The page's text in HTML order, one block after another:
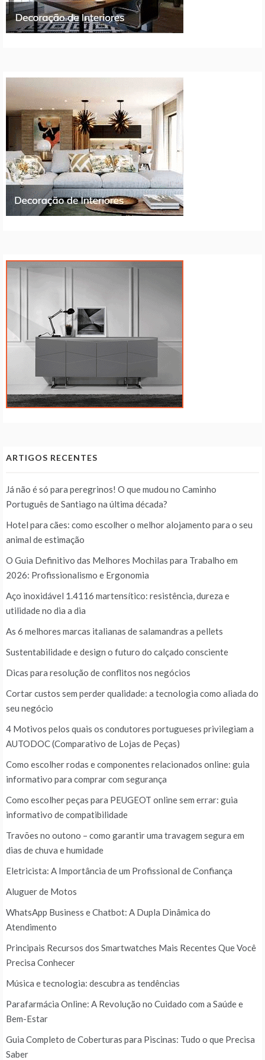
ARTIGOS RECENTES
Já não é só para peregrinos! O que mudou no Caminho
Português de Santiago na última década?
Hotel para cães: como escolher o melhor alojamento para o seu
animal de estimação
O Guia Definitivo das Melhores Mochilas para Trabalho em
2026: Profissionalismo e Ergonomia
Aço inoxidável 1.4116 martensítico: resistência, dureza e
utilidade no dia a dia
As 6 melhores marcas italianas de salamandras a pellets
Sustentabilidade e design o futuro do calçado consciente
Dicas para resolução de conflitos nos negócios
Cortar custos sem perder qualidade: a tecnologia como aliada do
seu negócio
4 Motivos pelos quais os condutores portugueses privilegiam a
AUTODOC (Comparativo de Lojas de Peças)
Como escolher rodas e componentes relacionados online: guia
informativo para comprar com segurança
Como escolher peças para PEUGEOT online sem errar: guia
informativo de compatibilidade
Travões no outono – como garantir uma travagem segura em
dias de chuva e humidade
Eletricista: A Importância de um Profissional de Confiança
Aluguer de Motos
WhatsApp Business e Chatbot: A Dupla Dinâmica do
Atendimento
Principais Recursos dos Smartwatches Mais Recentes Que Você
Precisa Conhecer
Música e tecnologia: descubra as tendências
Parafarmácia Online: A Revolução no Cuidado com a Saúde e
Bem-Estar
Guia Completo de Coberturas para Piscinas: Tudo o que Precisa
Saber